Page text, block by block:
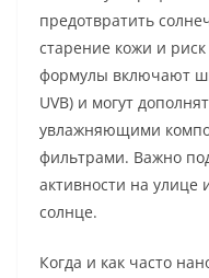
предотвратить
старение кожи и
формулы включают
UVB) и могут
увлажняющими
фильтрами. Важно
активности на
солнце.
Когда и как часто